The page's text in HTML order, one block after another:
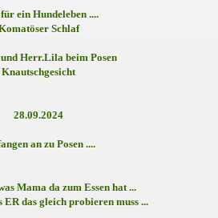
ein Hundeleben ....
Schlaf
Herr.Lilabeim Posen
Knautschgesicht
28.09.2024
an zu Posen ....
Mama da zum Essen hat ...
ER das gleich probieren muss ...